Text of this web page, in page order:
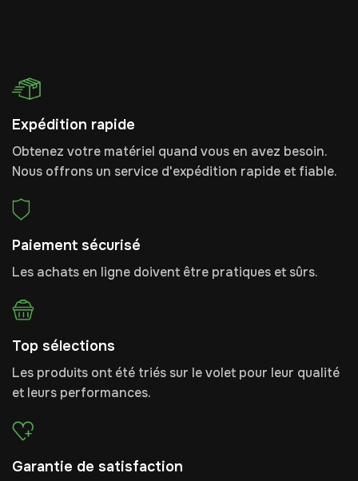
Expédition rapide
Obtenez votre matériel quand vous en avez besoin.
Nous offrons un service d'expédition rapide et fiable.
Paiement sécurisé
Les achats en ligne doivent être pratiques et sûrs.
Top sélections
Les produits ont été triés sur le volet pour leur qualité
et leurs performances.
Garantie de satisfaction